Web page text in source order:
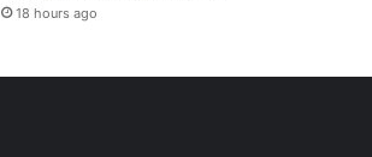
18 hours ago